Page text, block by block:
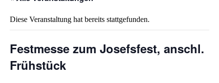
Diese Veranstaltung hat bereits stattgefunden.
Festmesse zum Josefsfest, anschl.
Frühstück